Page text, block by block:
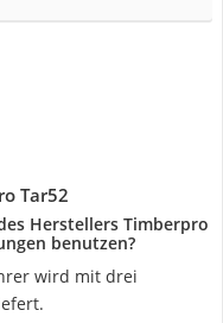
Tar52
Herstellers Timberpro
benutzen?
wird mit drei